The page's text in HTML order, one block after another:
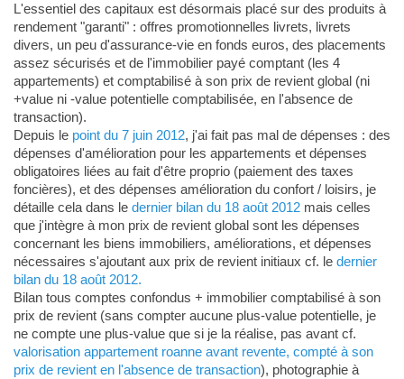
L'essentiel des capitaux est désormais placé sur des produits à
rendement "garanti" : offres promotionnelles livrets, livrets
divers, un peu d'assurance-vie en fonds euros, des placements
assez sécurisés et de l'immobilier payé comptant (les 4
appartements) et comptabilisé à son prix de revient global (ni
+value ni -value potentielle comptabilisée, en l'absence de
transaction).
Depuis le point du 7 juin 2012, j'ai fait pas mal de dépenses : des
dépenses d'amélioration pour les appartements et dépenses
obligatoires liées au fait d'être proprio (paiement des taxes
foncières), et des dépenses amélioration du confort / loisirs, je
détaille cela dans le dernier bilan du 18 août 2012mais celles
que j'intègre à mon prix de revient global sont les dépenses
concernant les biens immobiliers, améliorations, et dépenses
nécessaires s'ajoutant aux prix de revient initiaux cf. le dernier
bilan du 18 août 2012.
Bilan tous comptes confondus + immobilier comptabilisé à son
prix de revient (sans compter aucune plus-value potentielle, je
ne compte une plus-value que si je la réalise, pas avant cf.
valorisation appartement roanne avant revente, compté à son
prix de revient en l'absence de transaction), photographie à